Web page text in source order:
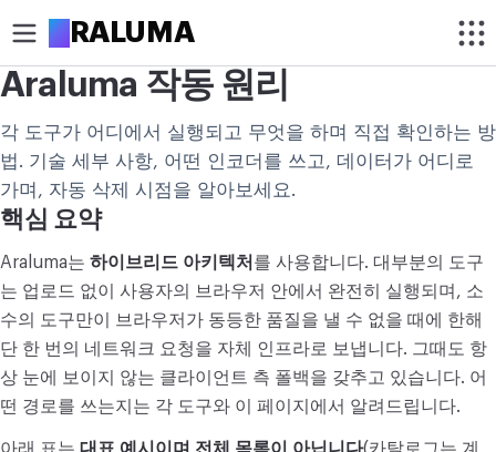
ARALUMA
원형 이미지 자르기
이미지 자르기
최적화
이미지 압축
배경 제거
이미지 업스케일
Araluma 작동 원리
각 도구가 어디에서 실행되고 무엇을 하며 직접 확인하는 방
법. 기술 세부 사항, 어떤 인코더를 쓰고, 데이터가 어디로
가며, 자동 삭제 시점을 알아보세요.
핵심 요약
Araluma는 하이브리드 아키텍처 를 사용합니다. 대부분의 도구
는 업로드 없이 사용자의 브라우저 안에서 완전히 실행되며, 소
수의 도구만이 브라우저가 동등한 품질을 낼 수 없을 때에 한해
단 한 번의 네트워크 요청을 자체 인프라로 보냅니다. 그때도 항
상 눈에 보이지 않는 클라이언트 측 폴백을 갖추고 있습니다. 어
떤 경로를 쓰는지는 각 도구와 이 페이지에서 알려드립니다.